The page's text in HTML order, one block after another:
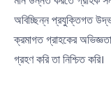
অবিচ্ছিন্ন প্রযুক্তিগত
ক্রমাগত গ্রাহকের
গ্রহণ করি তা নিশ্চিত করি।